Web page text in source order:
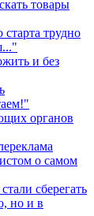
товары
трудно
и без
органов
о самом
сберегать
но и в